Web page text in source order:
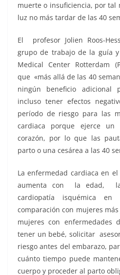
muerte o insuficiencia, por
luz no más tardar de las 40
El profesor Jolien Roos-
grupo de trabajo de la guía
Medical Center Rotterdam
que «más allá de las 40
ningún beneficio
incluso tener efectos
período de riesgo para las
cardiaca porque ejerce
corazón, por lo que las
parto o una cesárea a las 40
La enfermedad cardiaca en el
aumenta con la edad,
cardiopatía isquémica en
comparación con mujeres
mujeres con enfermedades
tener un bebé, solicitar
riesgo antes del embarazo,
cuánto tiempo puede
cuerpo y proceder al parto